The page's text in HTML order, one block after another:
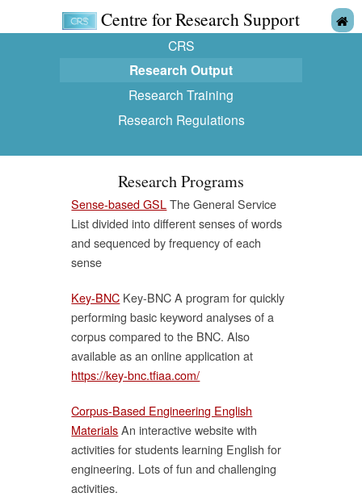
Centre for Research Support
CRS
Research Output
Research Training
Research Regulations
Research Programs
Sense-based GSLThe General Service
List divided into different senses of words
and sequenced by frequency of each
sense
Key-BNC Key-BNC A program for quickly
performing basic keyword analyses of a
corpus compared to the BNC. Also
available as an online application at
https://key-bnc.tfiaa.com/
Corpus-Based Engineering English
MaterialsAn interactive website with
activities for students learning English for
engineering. Lots of fun and challenging
activities.